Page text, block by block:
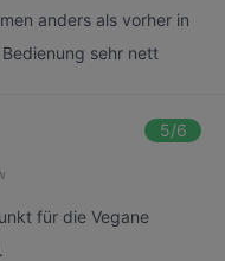
anders als vorher in
sehr nett
5/6
für die Vegane